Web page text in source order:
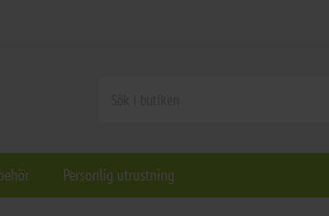
Personlig utrustning